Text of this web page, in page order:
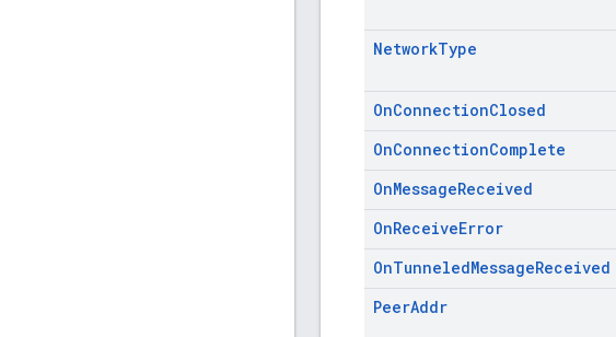
NetworkType
OnConnectionClosed
OnConnectionComplete
OnMessageReceived
OnReceiveError
OnTunneledMessageReceived
PeerAddr